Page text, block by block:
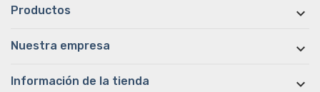
Productos 
Nuestra empresa 
Información de la tienda 